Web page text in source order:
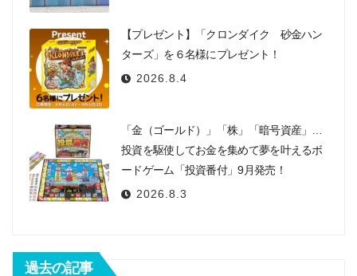
【プレゼント】「クロンダイク 砂金ハン
ターズ」を６名様にプレゼント！
2026.8.4
「金（ゴールド）」「株」「暗号資産」…
投資を駆使してお金を集めて夢を叶えるボ
ードゲーム「投資番付」9月発売！
2026.8.3
過去の記事